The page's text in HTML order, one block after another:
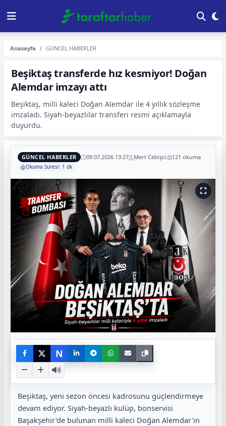
Anasayfa GÜNCEL HABERLER
Beşiktaş transferde hız kesmiyor! Doğan
Alemdar imzayı attı
Beşiktaş, milli kaleci Doğan Alemdar ile 4 yıllık sözleşme
imzaladı. Siyah-beyazlılar transferi resmi açıklamayla
duyurdu.
GÜNCEL HABERLER 09.07.2026 13:27 Mert Cebişci 121 okuma
Okuma Süresi: 1 dk
N
Beşiktaş, yeni sezon öncesi kadrosunu güçlendirmeye
devam ediyor. Siyah-beyazlı kulüp, bonservisi
Başakşehir'de bulunan milli kaleci Doğan Alemdar'ın